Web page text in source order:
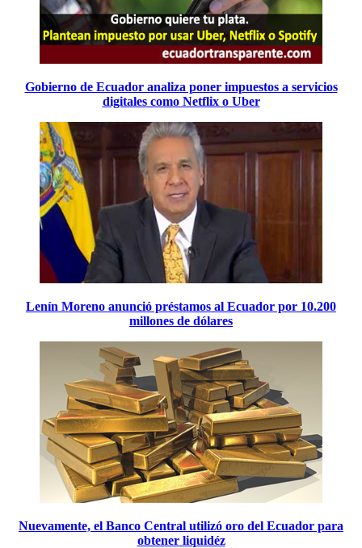
Gobierno de Ecuador analiza poner impuestos a servicios
digitales como Netflix o Uber
Lenín Moreno anunció préstamos al Ecuador por 10.200
millones de dólares
Nuevamente, el Banco Central utilizó oro del Ecuador para
obtener liquidéz